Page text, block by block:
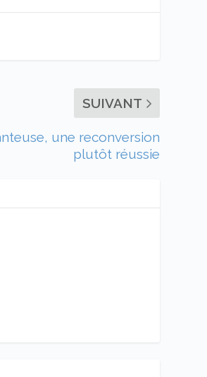
SUIVANT
une reconversion
plutôt réussie